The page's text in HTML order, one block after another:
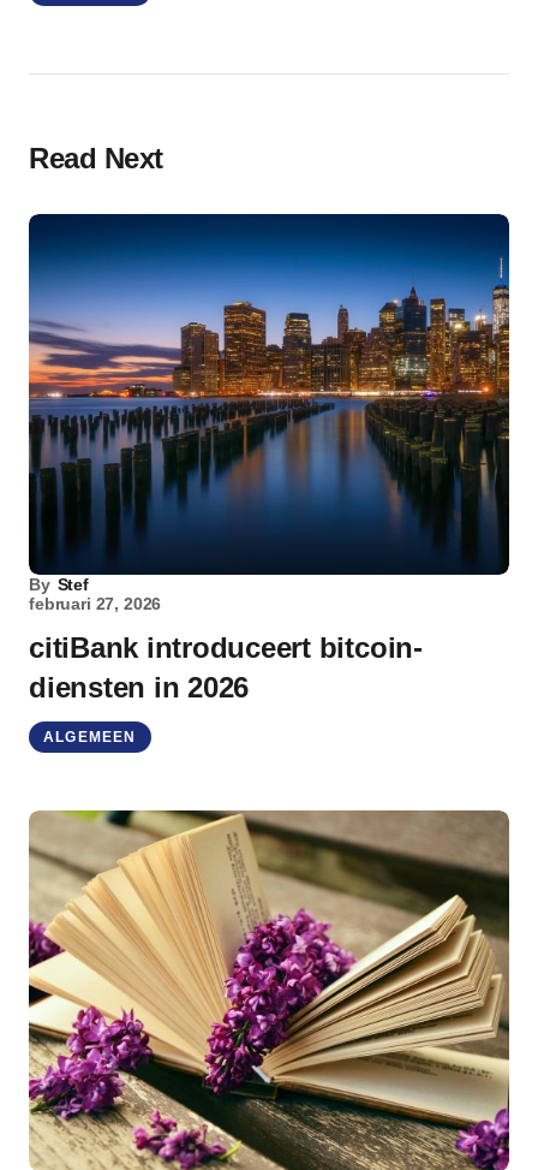
Read Next
By Stef
februari 27, 2026
citiBank introduceert bitcoin-
diensten in 2026
ALGEMEEN